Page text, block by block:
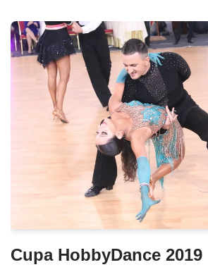
Cupa HobbyDance 2019